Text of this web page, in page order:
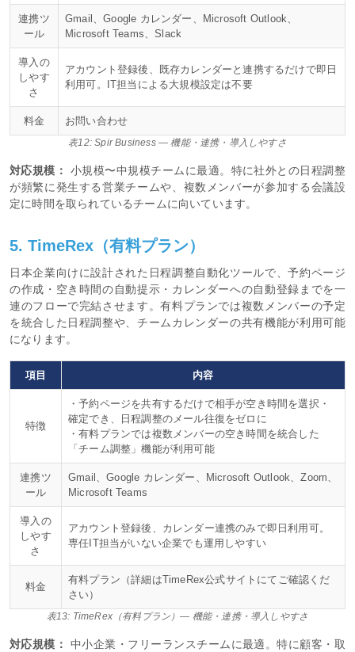
連携ツ
ール
Gmail、Google カレンダー、Microsoft Outlook、
Microsoft Teams、Slack
導入の
しやす
さ
アカウント登録後、既存カレンダーと連携するだけで即日
利用可。IT担当による大規模設定は不要
料金 お問い合わせ
表12: Spir Business — 機能・連携・導入しやすさ
対応規模：
小規模〜中規模チームに最適。特に社外との日程調整
が頻繁に発生する営業チームや、複数メンバーが参加する会議設
定に時間を取られているチームに向いています。
5. TimeRex（有料プラン）
日本企業向けに設計された日程調整自動化ツールで、予約ページ
の作成・空き時間の自動提示・カレンダーへの自動登録までを一
連のフローで完結させます。有料プランでは複数メンバーの予定
を統合した日程調整や、チームカレンダーの共有機能が利用可能
になります。
項目 内容
特徴
・予約ページを共有するだけで相手が空き時間を選択・
確定でき、日程調整のメール往復をゼロに
・有料プランでは複数メンバーの空き時間を統合した
「チーム調整」機能が利用可能
連携ツ
ール
Gmail、Google カレンダー、Microsoft Outlook、Zoom、
Microsoft Teams
導入の
しやす
さ
アカウント登録後、カレンダー連携のみで即日利用可。
専任IT担当がいない企業でも運用しやすい
料金
有料プラン（詳細はTimeRex公式サイトにてご確認くだ
さい）
表13: TimeRex（有料プラン）— 機能・連携・導入しやすさ
対応規模：
中小企業・フリーランスチームに最適。特に顧客・取